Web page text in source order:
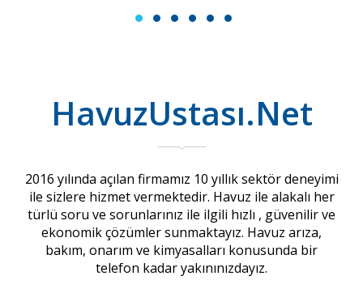
1 2 3 4 5 6
HavuzUstası.Net
2016 yılında açılan firmamız 10 yıllık sektör deneyimi
ile sizlere hizmet vermektedir. Havuz ile alakalı her
türlü soru ve sorunlarınız ile ilgili hızlı , güvenilir ve
ekonomik çözümler sunmaktayız. Havuz arıza,
bakım, onarım ve kimyasalları konusunda bir
telefon kadar yakınınızdayız.